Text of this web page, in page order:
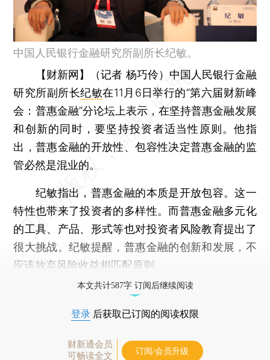
中国人民银行金融研究所副所长纪敏。
【财新网】（记者 杨巧伶） 中国人民银行金融
研究所副所长纪敏在11月6日举行的“第六届财新峰
会：普惠金融”分论坛上表示，在坚持普惠金融发展
和创新的同时，要坚持投资者适当性原则。他指
出，普惠金融的开放性、包容性决定普惠金融的监
管必然是混业的。
纪敏指出，普惠金融的本质是开放包容。这一
特性也带来了投资者的多样性。而普惠金融多元化
的工具、产品、形式等也对投资者风险教育提出了
很大挑战。纪敏提醒，普惠金融的创新和发展，不
应该放弃风险收益相匹配原则。
本文共计587字 订阅后继续阅读
登录 后获取已订阅的阅读权限
财新通会员
可畅读全文
订阅/会员升级